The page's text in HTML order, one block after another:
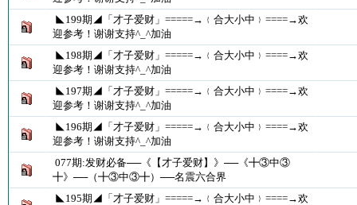
◣199期◢「才子爱财」=====→﹛合大小中﹜====→欢
迎参考！谢谢支持^_^加油
◣198期◢「才子爱财」=====→﹛合大小中﹜====→欢
迎参考！谢谢支持^_^加油
◣197期◢「才子爱财」=====→﹛合大小中﹜====→欢
迎参考！谢谢支持^_^加油
◣196期◢「才子爱财」=====→﹛合大小中﹜====→欢
迎参考！谢谢支持^_^加油
077期:发财必备──《【才子爱财】》──《╋③中③
╋》──（╋③中③╋）──名震六合界
◣195期◢「才子爱财」=====→﹛合大小中﹜====→欢